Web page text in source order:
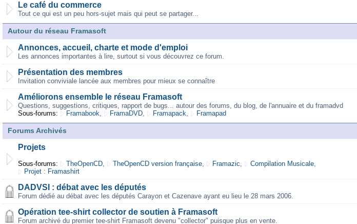
Le café du commerce
Tout ce qui est un peu hors-sujet mais qui peut se partager...
Autour du réseau Framasoft
Annonces, accueil, charte et mode d'emploi
Les annonces importantes à lire, surtout si vous découvrez ce forum.
Présentation des membres
Invitation conviviale lancée aux membres pour mieux se connaître
Améliorons ensemble le réseau Framasoft
Questions, suggestions, critiques, rapport de bugs... autour des forums, du blog, de l'annuaire et du framadvd
Sous-forums:
Framabook, FramaDVD, Framapack, Framapad
Forums Archivés
Projets
Sous-forums: TheOpenCD, TheOpenCD version française, Framazic, Compilation Musicale,
Projet : Framashirt
DADVSI : débat avec les députés
Forum dédié au débat avec les députés Carayon et Cazenave ayant eu lieu le 28 mars 2006.
Opération tee-shirt collector de soutien à Framasoft
Forum archivé du premier tee-shirt Framasoft devenu "collector" puisque plus en vente.